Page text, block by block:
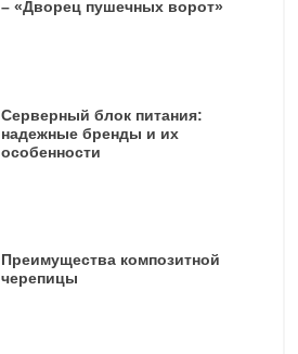
– «Дворец пушечных ворот»
Серверный блок питания:
надежные бренды и их
особенности
Преимущества композитной
черепицы